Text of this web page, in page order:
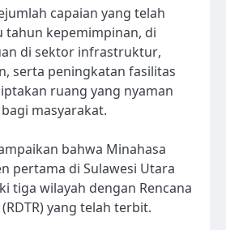
capaian yang telah
tahun kepemimpinan, di
di sektor infrastruktur,
serta peningkatan fasilitas
ruang yang nyaman
masyarakat.
bahwa Minahasa
pertama di Sulawesi Utara
tiga wilayah dengan Rencana
yang telah terbit.